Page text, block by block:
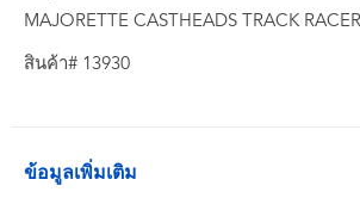
แกดเจ็ต
MAJORETTE CASTHEADS TRACK
สินค้า# 13930
ข้อมูลเพิ่มเติม